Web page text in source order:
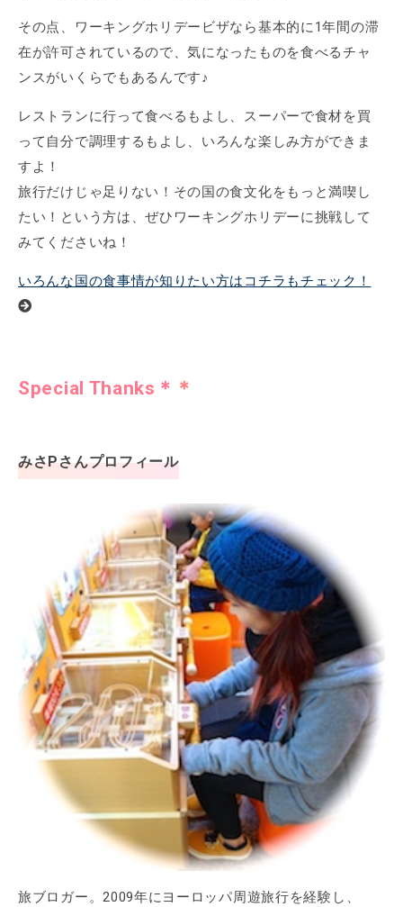
その点、ワーキングホリデービザなら基本的に1年間の滞
在が許可されているので、気になったものを食べるチャ
ンスがいくらでもあるんです♪
レストランに行って食べるもよし、スーパーで食材を買
って自分で調理するもよし、いろんな楽しみ方ができま
すよ！
旅行だけじゃ足りない！その国の食文化をもっと満喫し
たい！という方は、ぜひワーキングホリデーに挑戦して
みてくださいね！
いろんな国の食事情が知りたい方はコチラもチェック！
Special Thanks＊＊
みさPさんプロフィール
旅ブロガー。2009年にヨーロッパ周遊旅行を経験し、